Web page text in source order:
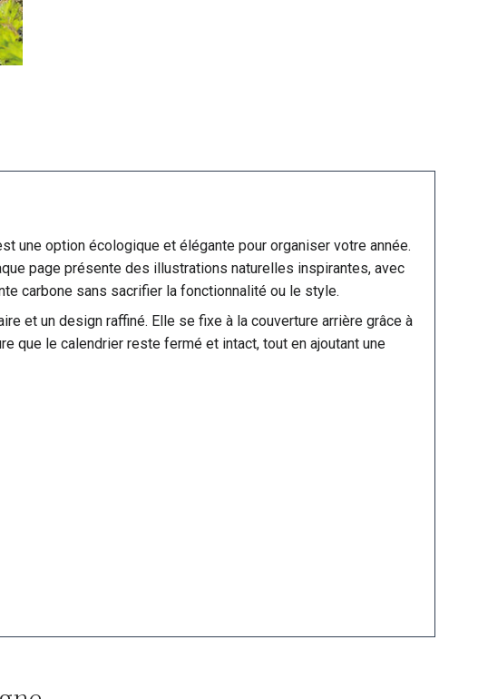
une option écologique et élégante pour organiser votre année.
page présente des illustrations naturelles inspirantes, avec
carbone sans sacrifier la fonctionnalité ou le style.
et un design raffiné. Elle se fixe à la couverture arrière grâce à
que le calendrier reste fermé et intact, tout en ajoutant une